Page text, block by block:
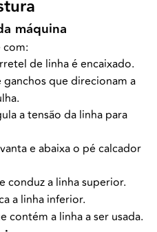
máquina
com:
de linha é encaixado.
ganchos que direcionam a
a tensão da linha para
e abaixa o pé calcador
conduz a linha superior.
a linha inferior.
contém a linha a ser usada.